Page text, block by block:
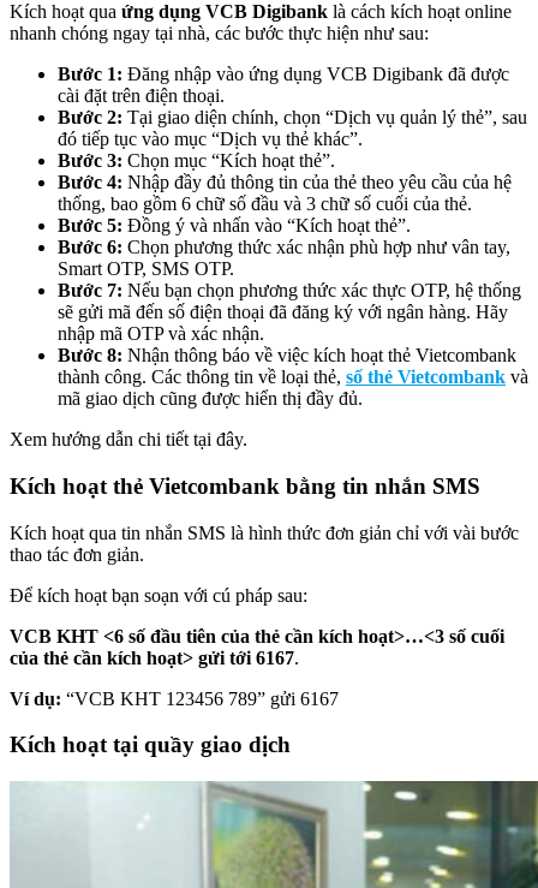
Kích hoạt qua ứng dụng VCB Digibank là cách kích hoạt online
nhanh chóng ngay tại nhà, các bước thực hiện như sau:
Bước 1: Đăng nhập vào ứng dụng VCB Digibank đã được
cài đặt trên điện thoại.
Bước 2: Tại giao diện chính, chọn “Dịch vụ quản lý thẻ”, sau
đó tiếp tục vào mục “Dịch vụ thẻ khác”.
Bước 3: Chọn mục “Kích hoạt thẻ”.
Bước 4: Nhập đầy đủ thông tin của thẻ theo yêu cầu của hệ
thống, bao gồm 6 chữ số đầu và 3 chữ số cuối của thẻ.
Bước 5: Đồng ý và nhấn vào “Kích hoạt thẻ”.
Bước 6: Chọn phương thức xác nhận phù hợp như vân tay,
Smart OTP, SMS OTP.
Bước 7: Nếu bạn chọn phương thức xác thực OTP, hệ thống
sẽ gửi mã đến số điện thoại đã đăng ký với ngân hàng. Hãy
nhập mã OTP và xác nhận.
Bước 8: Nhận thông báo về việc kích hoạt thẻ Vietcombank
thành công. Các thông tin về loại thẻ, số thẻ Vietcombank và
mã giao dịch cũng được hiển thị đầy đủ.
Xem hướng dẫn chi tiết tại đây.
Kích hoạt thẻ Vietcombank bằng tin nhắn SMS
Kích hoạt qua tin nhắn SMS là hình thức đơn giản chỉ với vài bước
thao tác đơn giản.
Để kích hoạt bạn soạn với cú pháp sau:
VCB KHT <6 số đầu tiên của thẻ cần kích hoạt>…<3 số cuối
của thẻ cần kích hoạt> gửi tới 6167.
Ví dụ: “VCB KHT 123456 789” gửi 6167
Kích hoạt tại quầy giao dịch